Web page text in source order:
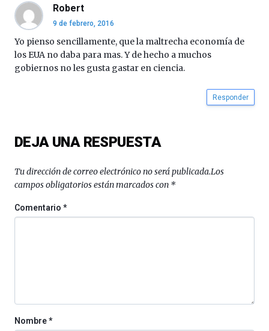
iniciativa,
organizada
por
la
Cátedra…
Robert
9 de febrero, 2016
Yo pienso sencillamente, que la maltrecha economía de
los EUA no daba para mas. Y de hecho a muchos
gobiernos no les gusta gastar en ciencia.
Responder
DEJA UNA RESPUESTA
Tu dirección de correo electrónico no será publicada.Los
campos obligatorios están marcados con *
Comentario*
Nombre*